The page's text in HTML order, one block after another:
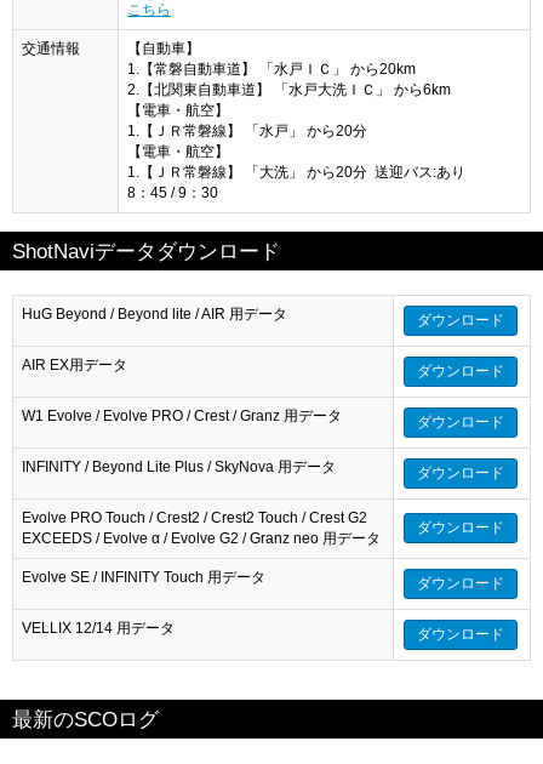
こちら
交通情報
【自動車】
1.【常磐自動車道】 「水戸ＩＣ」 から20km
2.【北関東自動車道】 「水戸大洗ＩＣ」 から6km
【電車・航空】
1.【ＪＲ常磐線】 「水戸」 から20分
【電車・航空】
1.【ＪＲ常磐線】 「大洗」 から20分 送迎バス:あり
8：45 / 9：30
ShotNaviデータダウンロード
HuG Beyond / Beyond lite / AIR 用データ ダウンロード
AIR EX用データ ダウンロード
W1 Evolve / Evolve PRO / Crest / Granz 用データ ダウンロード
INFINITY / Beyond Lite Plus / SkyNova 用データ ダウンロード
Evolve PRO Touch / Crest2 / Crest2 Touch / Crest G2
EXCEEDS / Evolve α / Evolve G2 / Granz neo 用データ
ダウンロード
Evolve SE / INFINITY Touch 用データ ダウンロード
VELLIX 12/14 用データ ダウンロード
最新のSCOログ